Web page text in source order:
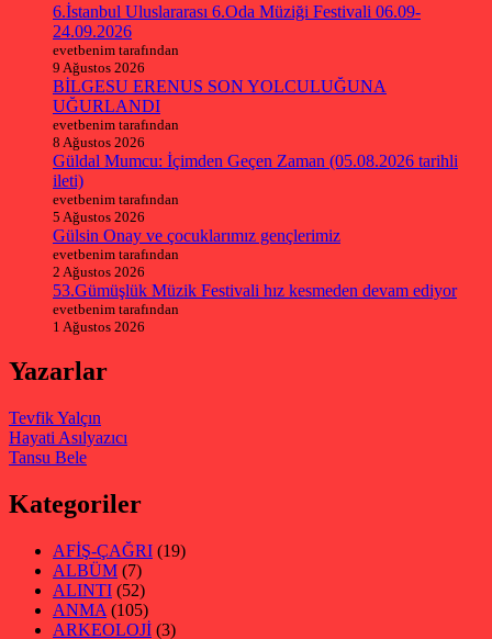
6.İstanbul Uluslararası 6.Oda Müziği Festivali 06.09-
24.09.2026
evetbenim tarafından
9 Ağustos 2026
BİLGESU ERENUS SON YOLCULUĞUNA
UĞURLANDI
evetbenim tarafından
8 Ağustos 2026
Güldal Mumcu: İçimden Geçen Zaman (05.08.2026 tarihli
ileti)
evetbenim tarafından
5 Ağustos 2026
Gülsin Onay ve çocuklarımız gençlerimiz
evetbenim tarafından
2 Ağustos 2026
53.Gümüşlük Müzik Festivali hız kesmeden devam ediyor
evetbenim tarafından
1 Ağustos 2026
Yazarlar
Tevfik Yalçın
Hayati Asılyazıcı
Tansu Bele
Kategoriler
AFİŞ-ÇAĞRI (19)
ALBÜM (7)
ALINTI (52)
ANMA (105)
ARKEOLOJİ (3)